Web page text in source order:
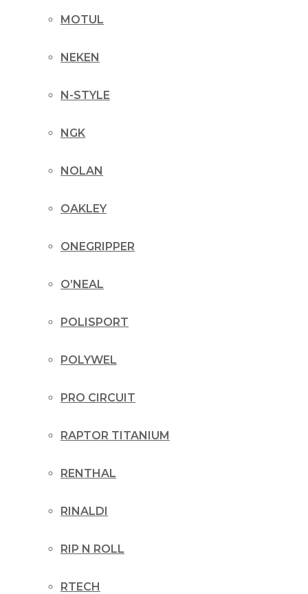
MOTUL
NEKEN
N-STYLE
NGK
NOLAN
OAKLEY
ONEGRIPPER
O’NEAL
POLISPORT
POLYWEL
PRO CIRCUIT
RAPTOR TITANIUM
RENTHAL
RINALDI
RIP N ROLL
RTECH